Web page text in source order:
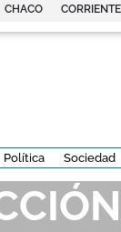
CHACO
Política Sociedad